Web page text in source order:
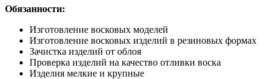
Обязанности:
Изготовление восковых моделей
Изготовление восковых изделий в резиновых формах
Зачистка изделий от облоя
Проверка изделий на качество отливки воска
Изделия мелкие и крупные